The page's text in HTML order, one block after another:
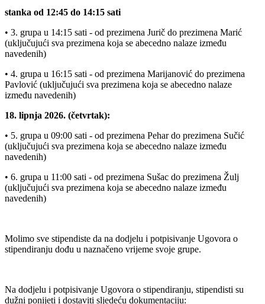
​stanka od 12:45 do 14:15 sati
• 3. grupa u 14:15 sati - od prezimena Jurič do prezimena Marić
(uključujući sva prezimena koja se abecedno nalaze između
navedenih)
• 4. grupa u 16:15 sati - od prezimena Marijanović do prezimena
Pavlović (uključujući sva prezimena koja se abecedno nalaze
između navedenih)
18. lipnja 2026. (četvrtak):
• 5. grupa u 09:00 sati - od prezimena Pehar do prezimena Sučić
(uključujući sva prezimena koja se abecedno nalaze između
navedenih)
• 6. grupa u 11:00 sati - od prezimena Sušac do prezimena Žulj
(uključujući sva prezimena koja se abecedno nalaze između
navedenih)
Molimo sve stipendiste da na dodjelu i potpisivanje Ugovora o
stipendiranju dođu u naznačeno vrijeme svoje grupe.
Na dodjelu i potpisivanje Ugovora o stipendiranju, stipendisti su
dužni ponijeti i dostaviti sljedeću dokumentaciju: